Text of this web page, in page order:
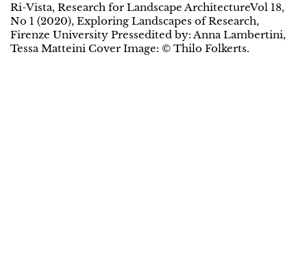
Ri-Vista, Research for Landscape ArchitectureVol 18,
No 1 (2020), Exploring Landscapes of Research,
Firenze University Pressedited by: Anna Lambertini,
Tessa Matteini Cover Image: © Thilo Folkerts.